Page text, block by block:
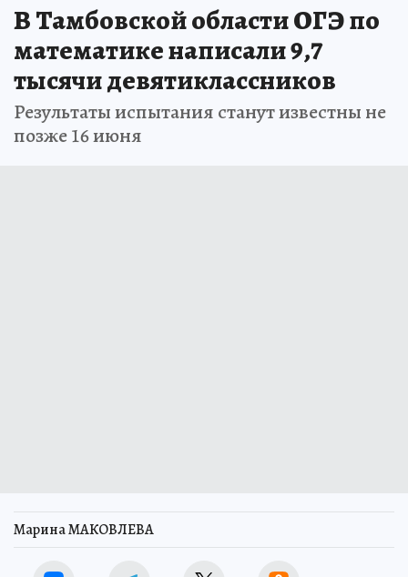
В Тамбовской области ОГЭ по
математике написали 9,7
тысячи девятиклассников
Результаты испытания станут известны не
позже 16 июня
Марина МАКОВЛЕВА